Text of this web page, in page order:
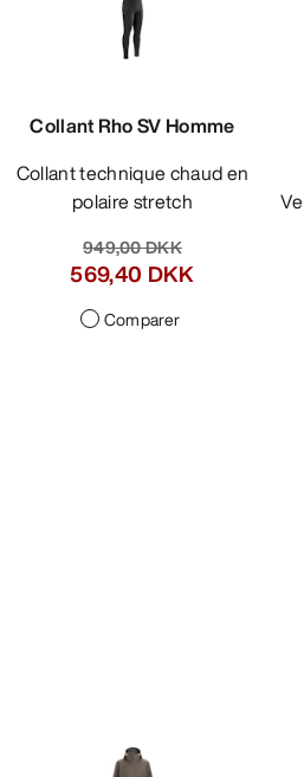
Collant Rho SV Homme
Collant technique chaud en
polaire stretch
949,00 DKK
569,40 DKK
Comparer
Veste de freeride résistante